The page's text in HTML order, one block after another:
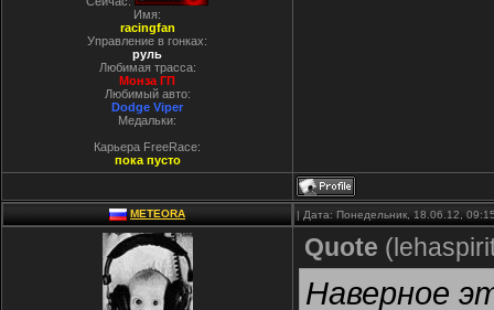
Имя:
racingfan
Управление в гонках:
руль
Любимая трасса:
Монза ГП
Любимый авто:
Dodge Viper
Медальки:
Карьера FreeRace:
пока пусто
METEORA | Дата: Понедельник, 18.06.12,
Quote (
Наверное